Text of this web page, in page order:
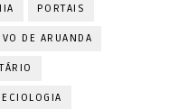
PORTAIS
DE ARUANDA